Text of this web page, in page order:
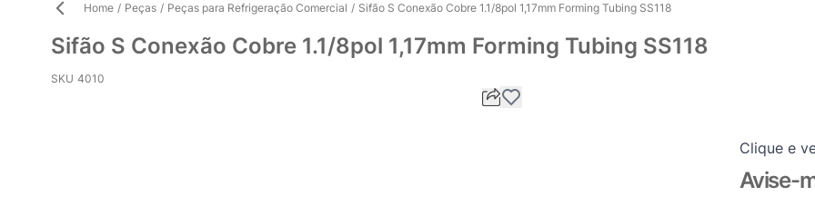
Home / Peças / Peças para Refrigeração Comercial / Sifão S Conexão Cobre 1.1/8pol 1,17mm Forming Tubing SS118
Sifão S Conexão Cobre 1.1/8pol 1,17mm Forming Tubing SS118
SKU 4010
Clique e
Avise-